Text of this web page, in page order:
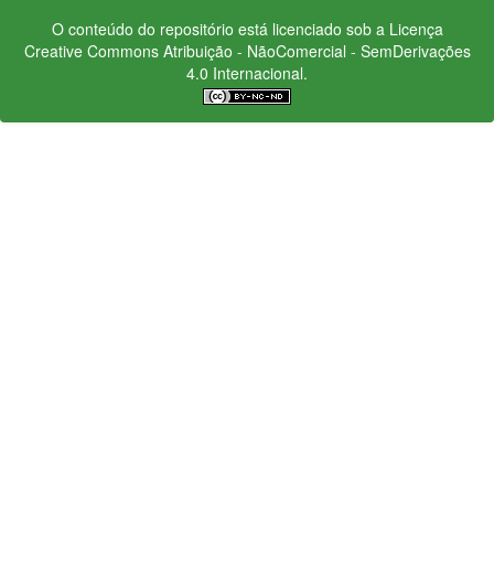
O conteúdo do repositório está licenciado sob a Licença
Creative CommonsAtribuição - NãoComercial - SemDerivações
4.0 Internacional.